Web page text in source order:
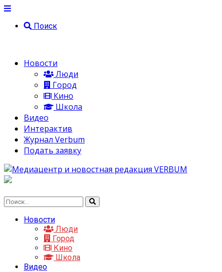
Поиск
Новости
Люди
Город
Кино
Школа
Видео
Интерактив
Журнал Verbum
Подать заявку
Новости
Люди
Город
Кино
Школа
Видео